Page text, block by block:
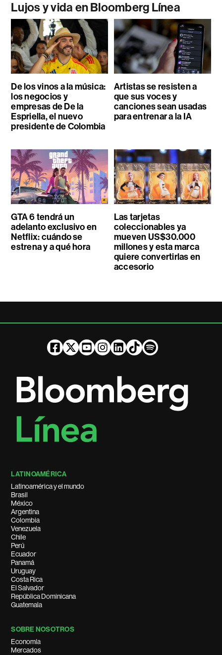
Lujos y vida en Bloomberg Línea
De los vinos a la música:
los negocios y
empresas de De la
Espriella, el nuevo
presidente de Colombia
Artistas se resisten a
que sus voces y
canciones sean usadas
para entrenar a la IA
GTA 6 tendrá un
adelanto exclusivo en
Netflix: cuándo se
estrena y a qué hora
Las tarjetas
coleccionables ya
mueven US$30.000
millones y esta marca
quiere convertirlas en
accesorio
LATINOAMÉRICA
Latinoamérica y el mundo
Brasil
México
Argentina
Colombia
Venezuela
Chile
Perú
Ecuador
Panamá
Uruguay
Costa Rica
El Salvador
República Dominicana
Guatemala
SOBRE NOSOTROS
Economía
Mercados